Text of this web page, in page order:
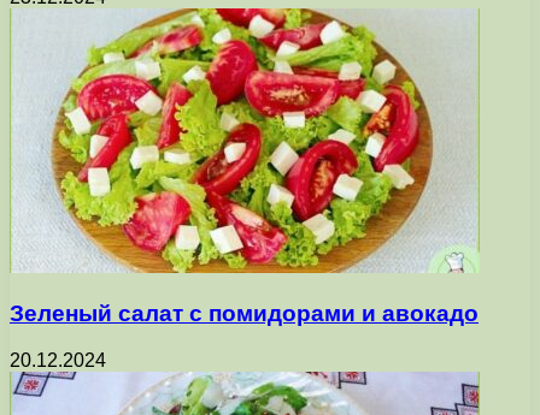
Зеленый салат с помидорами и авокадо
20.12.2024